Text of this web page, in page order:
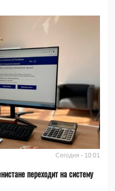
Сегодня - 10:01
переходит на систему